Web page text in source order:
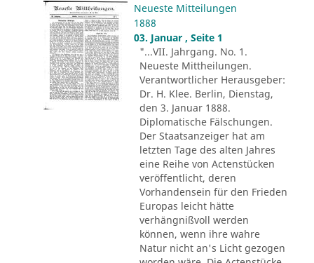
Neueste Mitteilungen
1888
03. Januar , Seite 1
"...VII. Jahrgang. No. 1.
Neueste Mittheilungen.
Verantwortlicher Herausgeber:
Dr. H. Klee. Berlin, Dienstag,
den 3. Januar 1888.
Diplomatische Fälschungen.
Der Staatsanzeiger hat am
letzten Tage des alten Jahres
eine Reihe von Actenstücken
veröffentlicht, deren
Vorhandensein für den Frieden
Europas leicht hätte
verhängnißvoll werden
können, wenn ihre wahre
Natur nicht an's Licht gezogen